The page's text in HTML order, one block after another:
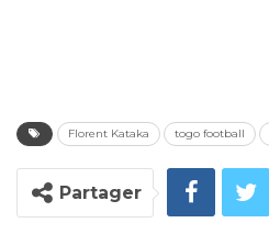
Florent Kataka togo football
Partager